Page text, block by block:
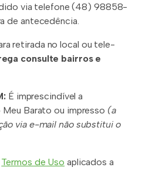
via telefone (48) 98858-
de antecedência.
retirada no local ou tele-
consulte bairros e
É imprescindível a
Barato ou impresso (a
via e-mail não substitui o
Termos de Uso aplicados a